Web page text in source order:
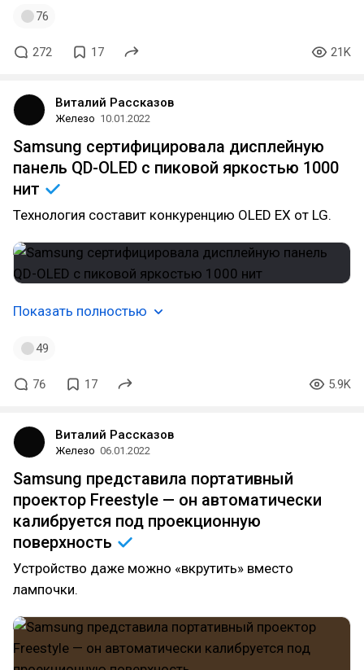
76
272 17 21K
Виталий Рассказов
Железо 10.01.2022
Samsung сертифицировала дисплейную
панель QD-OLED с пиковой яркостью 1000
нит
Технология составит конкуренцию OLED EX от LG.
Показать полностью
49
76 17 5.9K
Виталий Рассказов
Железо 06.01.2022
Samsung представила портативный
проектор Freestyle — он автоматически
калибруется под проекционную
поверхность
Устройство даже можно «вкрутить» вместо
лампочки.